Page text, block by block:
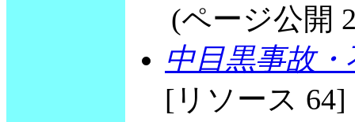
(ページ公開
中目黒事故
[リソース